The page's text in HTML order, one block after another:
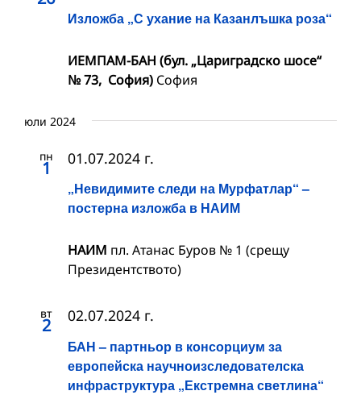
Изложба „С ухание на Казанлъшка роза“
ИЕМПАМ-БАН (бул. „Цариградско шосе“
№ 73, София) София
юли 2024
пн
1
„Невидимите следи на Мурфатлар“ –
постерна изложба в НАИМ
01.07.2024 г.
НАИМ пл. Атанас Буров № 1 (срещу
Президентството)
вт
2
БАН – партньор в консорциум за
европейска научноизследователска
инфраструктура „Екстремна светлина“
02.07.2024 г.